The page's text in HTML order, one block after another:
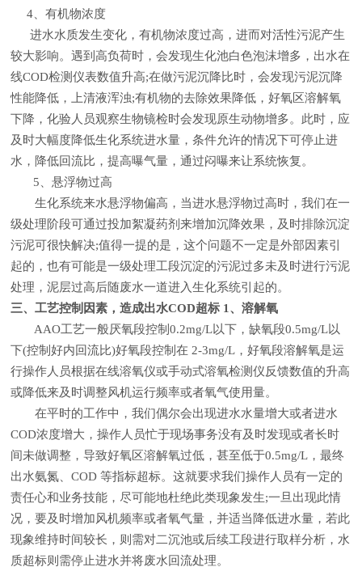
4、有机物浓度
进水水质发生变化，有机物浓度过高，进而对活性污泥产生
较大影响。遇到高负荷时，会发现生化池白色泡沫增多，出水在
线COD检测仪表数值升高;在做污泥沉降比时，会发现污泥沉降
性能降低，上清液浑浊;有机物的去除效果降低，好氧区溶解氧
下降，化验人员观察生物镜检时会发现原生动物增多。此时，应
及时大幅度降低生化系统进水量，条件允许的情况下可停止进
水，降低回流比，提高曝气量，通过闷曝来让系统恢复。
5、悬浮物过高
生化系统来水悬浮物偏高，当进水悬浮物过高时，我们在一
级处理阶段可通过投加絮凝药剂来增加沉降效果，及时排除沉淀
污泥可很快解决;值得一提的是，这个问题不一定是外部因素引
起的，也有可能是一级处理工段沉淀的污泥过多未及时进行污泥
处理，泥层过高后随废水一道进入生化系统引起的。
三、工艺控制因素，造成出水COD超标 1、溶解氧
AAO工艺一般厌氧段控制0.2mg/L以下，缺氧段0.5mg/L以
下(控制好内回流比)好氧段控制在 2-3mg/L，好氧段溶解氧是运
行操作人员根据在线溶氧仪或手动式溶氧检测仪反馈数值的升高
或降低来及时调整风机运行频率或者氧气使用量。
在平时的工作中，我们偶尔会出现进水水量增大或者进水
COD浓度增大，操作人员忙于现场事务没有及时发现或者长时
间未做调整，导致好氧区溶解氧过低，甚至低于0.5mg/L，最终
出水氨氮、COD 等指标超标。这就要求我们操作人员有一定的
责任心和业务技能，尽可能地杜绝此类现象发生;一旦出现此情
况，要及时增加风机频率或者氧气量，并适当降低进水量，若此
现象维持时间较长，则需对二沉池或后续工段进行取样分析，水
质超标则需停止进水并将废水回流处理。